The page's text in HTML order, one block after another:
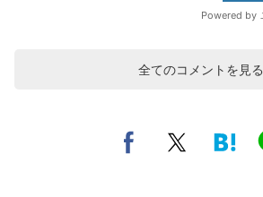
全てのコメントを見る